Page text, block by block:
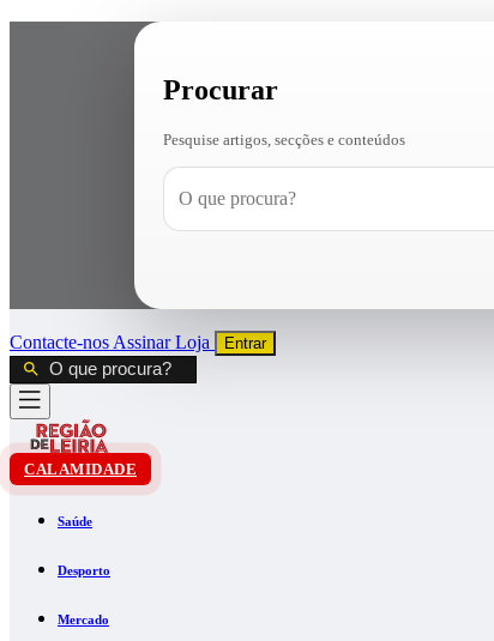
Procurar
Pesquise artigos, secções e conteúdos
Contacte-nos AssinarLoja Entrar
CALAMIDADE
Saúde
Desporto
Mercado